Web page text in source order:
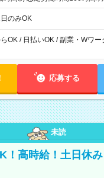
のみOK
OK / 日払いOK / 副業・Wワ
応募する
未読
！高時給！土日休み